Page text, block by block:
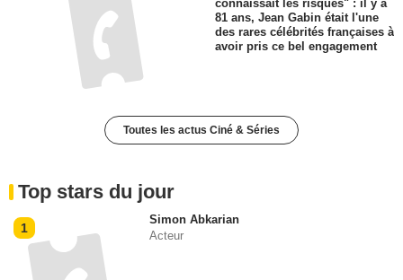
connaissait les risques" : il y a
81 ans, Jean Gabin était l'une
des rares célébrités françaises à
avoir pris ce bel engagement
Toutes les actus Ciné & Séries
Top stars du jour
1
Simon Abkarian
Acteur